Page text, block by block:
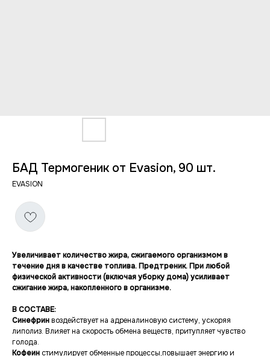
БАД Термогеник от Evasion, 90 шт.
EVASION
Увеличивает количество жира, сжигаемого организмом в
течение дня в качестве топлива. Предтреник. При любой
физической активности (включая уборку дома) усиливает
сжигание жира, накопленного в организме.
В СОСТАВЕ:
Синефринвоздействует на адреналиновую систему, ускоряя
липолиз. Влияет на скорость обмена веществ, притупляет чувство
голода.
Кофеин стимулирует обменные процессы,повышает энергию и